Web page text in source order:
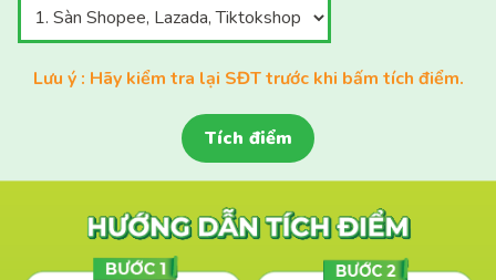
Lưu ý : Hãy kiểm tra lại SĐT trước khi bấm tích điểm.